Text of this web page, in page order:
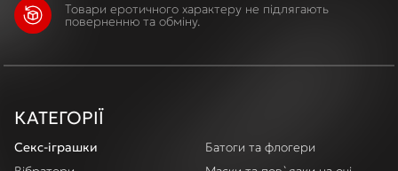
Товари еротичного характеру не підлягають
поверненню та обміну.
КАТЕГОРІЇ
Секс-іграшки
Батоги та флогери